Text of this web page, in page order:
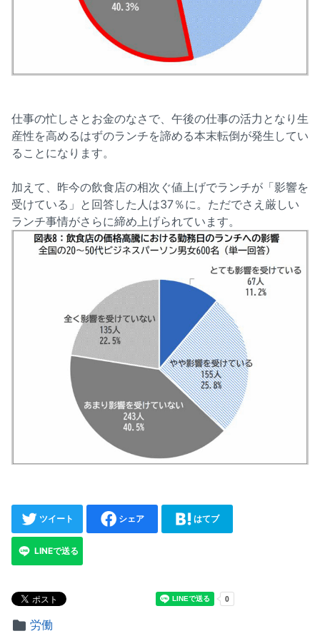
仕事の忙しさとお金のなさで、午後の仕事の活力となり生
産性を高めるはずのランチを諦める本末転倒が発生してい
ることになります。
加えて、昨今の飲食店の相次ぐ値上げでランチが「影響を
受けている」と回答した人は37％に。ただでさえ厳しい
ランチ事情がさらに締め上げられています。
ツイート シェア はてブ
LINEで送る
労働